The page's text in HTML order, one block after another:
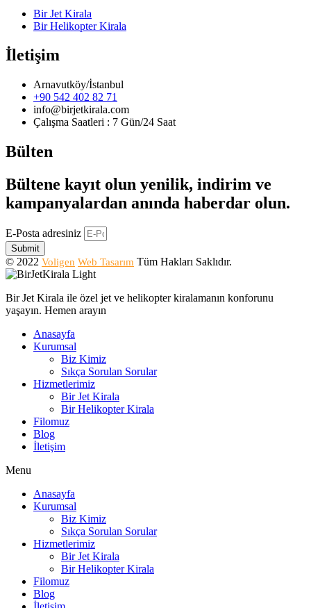
Bir Jet Kirala
Bir Helikopter Kirala
İletişim
Arnavutköy/İstanbul
+90 542 402 82 71
info@birjetkirala.com
Çalışma Saatleri : 7 Gün/24 Saat
Bülten
Bültene kayıt olun yenilik, indirim ve
kampanyalardan anında haberdar olun.
E-Posta adresiniz
Submit
© 2022 Voligen Web Tasarım Tüm Hakları Saklıdır.
Bir Jet Kirala ile özel jet ve helikopter kiralamanın konforunu
yaşayın. Hemen arayın
Anasayfa
Kurumsal
Biz Kimiz
Sıkça Sorulan Sorular
Hizmetlerimiz
Bir Jet Kirala
Bir Helikopter Kirala
Filomuz
Blog
İletişim
Menu
Anasayfa
Kurumsal
Biz Kimiz
Sıkça Sorulan Sorular
Hizmetlerimiz
Bir Jet Kirala
Bir Helikopter Kirala
Filomuz
Blog